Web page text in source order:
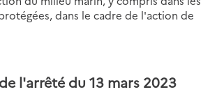
dans le cadre de l'action de
l'arrêté du 13 mars 2023